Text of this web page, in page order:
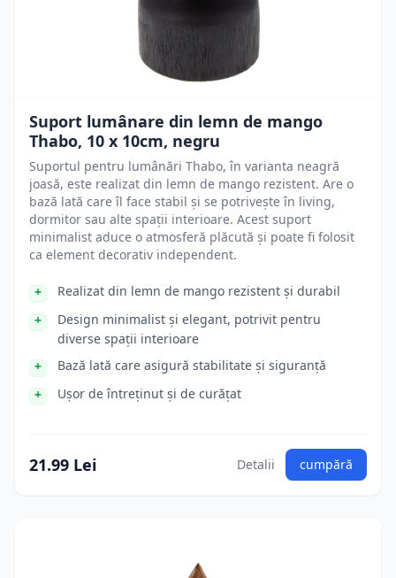
Suport lumânare din lemn de mango
Thabo, 10 x 10cm, negru
Suportul pentru lumânări Thabo, în varianta neagră
joasă, este realizat din lemn de mango rezistent. Are o
bază lată care îl face stabil și se potrivește în living,
dormitor sau alte spații interioare. Acest suport
minimalist aduce o atmosferă plăcută și poate fi folosit
ca element decorativ independent.
Realizat din lemn de mango rezistent și durabil
Design minimalist și elegant, potrivit pentru
diverse spații interioare
Bază lată care asigură stabilitate și siguranță
Ușor de întreținut și de curățat
21.99 Lei Detalii cumpără